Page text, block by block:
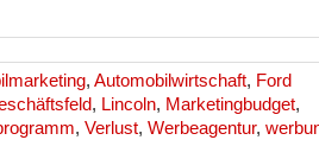
, Automobilwirtschaft, Ford
, Lincoln, Marketingbudget,
, Verlust, Werbeagentur,